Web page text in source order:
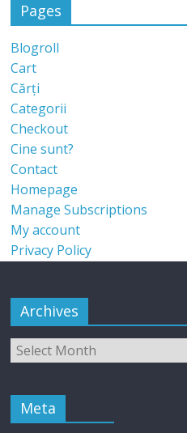
Pages
Blogroll
Cart
Cărți
Categorii
Checkout
Cine sunt?
Contact
Homepage
Manage Subscriptions
My account
Privacy Policy
Archives
Meta